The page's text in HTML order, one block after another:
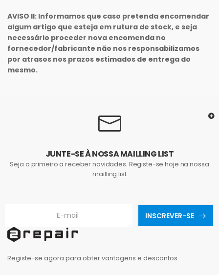
AVISO II: Informamos que caso pretenda encomendar
algum artigo que esteja em rutura de stock, e seja
necessário proceder nova encomenda no
fornecedor/fabricante não nos responsabilizamos
por atrasos nos prazos estimados de entrega do
mesmo.
JUNTE-SE À NOSSA MAILLING LIST
Seja o primeiro a receber novidades. Registe-se hoje na nossa
mailling list
INSCREVER-SE
Registe-se agora para obter vantagens e descontos..